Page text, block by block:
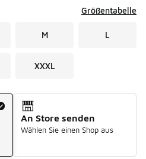
Größentabelle
M L
XXXL
An Store senden
Wählen Sie einen Shop aus